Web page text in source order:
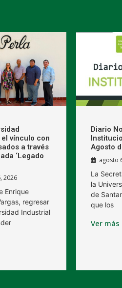
vínculo con
a través
‘Legado
2026
Enrique
regresar
Industrial
Diario
Agosto
agosto
La
la
de
que los
Ver más